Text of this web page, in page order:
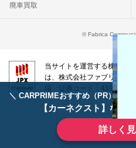
＼ CARPRIMEおすすめ（PR） ／
【カーネクスト】なら
詳しく
廃車買取
© Fabrica
当サイトを運営する株式会
は、株式会社ファブリカホ
場 証券コード：4193）の